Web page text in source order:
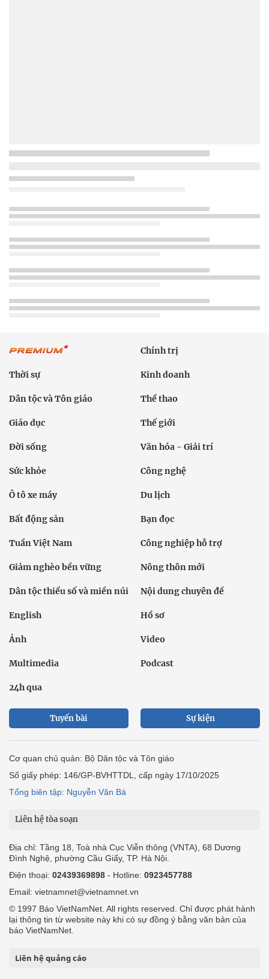
Chính trị
Thời sự Kinh doanh
Dân tộc và Tôn giáo Thể thao
Giáo dục Thế giới
Đời sống Văn hóa - Giải trí
Sức khỏe Công nghệ
Ô tô xe máy Du lịch
Bất động sản Bạn đọc
Tuần Việt Nam Công nghiệp hỗ trợ
Giảm nghèo bền vững Nông thôn mới
Dân tộc thiểu số và miền núi Nội dung chuyên đề
English Hồ sơ
Ảnh Video
Multimedia Podcast
24h qua
Tuyến bài Sự kiện
Cơ quan chủ quản: Bộ Dân tộc và Tôn giáo
Số giấy phép: 146/GP-BVHTTDL, cấp ngày 17/10/2025
Tổng biên tập: Nguyễn Văn Bá
Liên hệ tòa soạn
Địa chỉ: Tầng 18, Toà nhà Cục Viễn thông (VNTA), 68 Dương
Đình Nghệ, phường Cầu Giấy, TP. Hà Nội.
Điện thoại: 02439369898 - Hotline: 0923457788
Email: vietnamnet@vietnamnet.vn
© 1997 Báo VietNamNet. All rights reserved. Chỉ được phát hành
lại thông tin từ website này khi có sự đồng ý bằng văn bản của
báo VietNamNet.
Liên hệ quảng cáo